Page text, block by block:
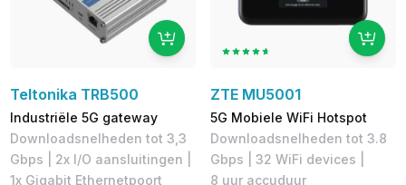
Teltonika TRB500
Industriële 5G gateway
Downloadsnelheden tot 3,3
Gbps | 2x I/O aansluitingen |
1x Gigabit Ethernetpoort
ZTE MU5001
5G Mobiele WiFi Hotspot
Downloadsnelheden tot 3.8
Gbps​ | 32 WiFi devices |
8 uur accuduur